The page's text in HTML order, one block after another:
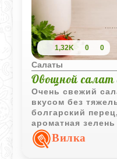
1,32K 0 0
Салаты
Овощной салат
Очень свежий
вкусом без
болгарский
ароматная
дополнением
блюду.Вилка